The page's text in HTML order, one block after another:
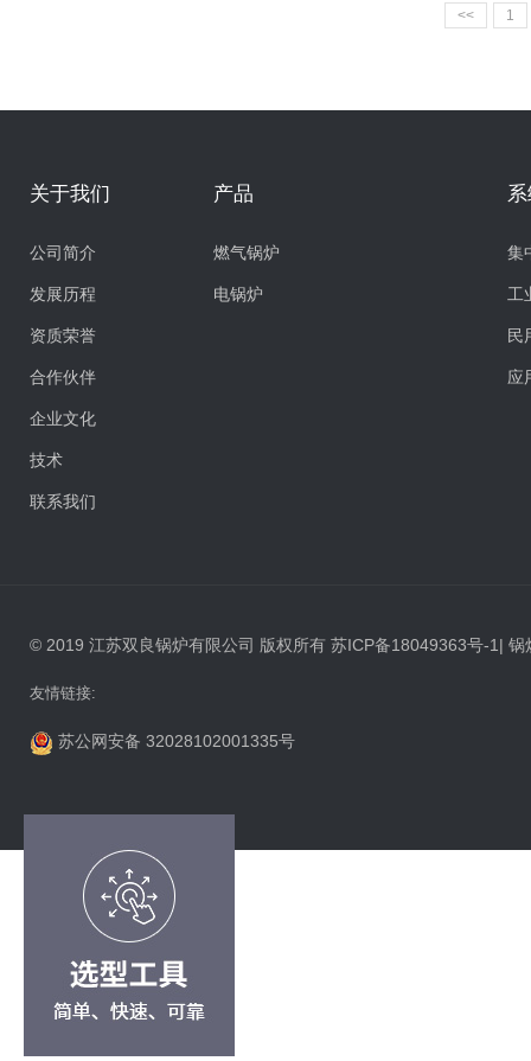
<< 1
关于我们
公司简介
发展历程
资质荣誉
合作伙伴
企业文化
技术
联系我们
产品
燃气锅炉
电锅炉
集
工
民
应
© 2019 江苏双良锅炉有限公司 版权所有 苏ICP备18049363号-1| 锅
友情链接:
苏公网安备 32028102001335号